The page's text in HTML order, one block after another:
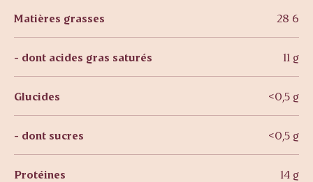
Matières grasses 28 6
- dont acides gras saturés 11 g
Glucides <0,5 g
- dont sucres <0,5 g
Protéines 14 g